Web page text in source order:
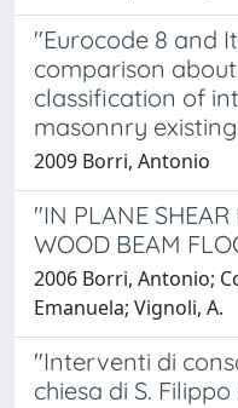
"Eurocode 8 and
comparison
classification of
masonnry
2009 Borri, Antonio
"IN PLANE
WOOD BEAM
2006 Borri, Antonio;
Emanuela; Vignoli, A.
"Interventi di
chiesa di S.